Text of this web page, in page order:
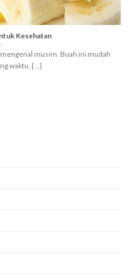
Kesehatan
mengenal musim. Buah ini mudah
waktu, [...]